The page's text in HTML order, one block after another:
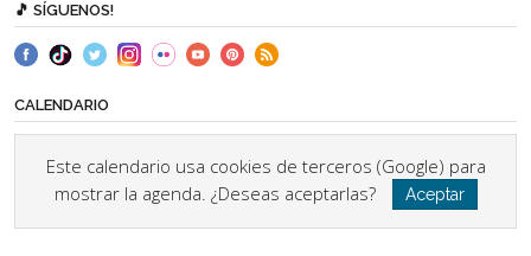
🎵 SÍGUENOS!
CALENDARIO
Este calendario usa cookies de terceros (Google) para
mostrar la agenda. ¿Deseas aceptarlas?
Aceptar